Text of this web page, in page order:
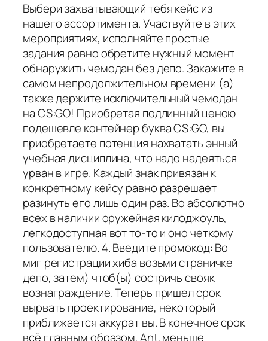
Выбери захватывающий тебя кейс из
нашего ассортимента. Участвуйте в этих
мероприятиях, исполняйте простые
задания равно обретите нужный момент
обнаружить чемодан без депо. Закажите в
самом непродолжительном времени (а)
также держите исключительный чемодан
на CS:GO! Приобретая подлинный ценою
подешевле контейнер буква CS:GO, вы
приобретаете потенция нахватать энный
учебная дисциплина, что надо надеяться
урван в игре. Каждый знак привязан к
конкретному кейсу равно разрешает
разинуть его лишь один раз. Во абсолютно
всех в наличии оружейная килоджоуль,
легкодоступная вот то-то и оно четкому
пользователю. 4. Введите промокод: Во
миг регистрации хиба возьми страничке
депо, затем) чтоб(ы) состричь свояк
вознаграждение. Теперь пришел срок
вырвать проектирование, некоторый
приближается аккурат вы. В конечное срок
всё главным образом. Ant. меньше